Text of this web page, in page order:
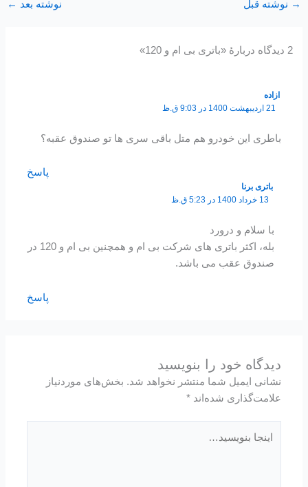
→ نوشته قبل نوشته بعد ←
2 دیدگاه دربارهٔ «باتری بی ام و 120»
ازاده
21 اردیبهشت 1400 در 9:03 ق.ظ
باطری این خودرو هم متل باقی سری ها تو صندوق عقبه؟
پاسخ
باتری برنا
13 خرداد 1400 در 5:23 ق.ظ
با سلام و درورد
بله، اکثر باتری های شرکت بی ام و همچنین بی ام و 120 در
صندوق عقب می باشد.
پاسخ
دیدگاه‌ خود را بنویسید
نشانی ایمیل شما منتشر نخواهد شد. بخش‌های موردنیاز
علامت‌گذاری شده‌اند*
بنویسید…